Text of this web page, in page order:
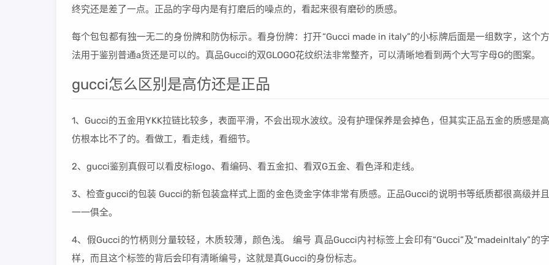
终究还是差了一点。正品的字母内是有打磨后的噪点的，看起来很有磨砂的质感。
每个包包都有独一无二的身份牌和防伪标示。看身份牌：打开“Gucci made in italy”的小标牌后面是一组数字，这个方
法用于鉴别普通a货还是可以的。真品Gucci的双GLOGO花纹织法非常整齐，可以清晰地看到两个大写字母G的图案。
gucci怎么区别是高仿还是正品
1、Gucci的五金用YKK拉链比较多，表面平滑，不会出现水波纹。没有护理保养是会掉色，但其实正品五金的质感是高
仿根本比不了的。看做工，看走线，看细节。
2、gucci鉴别真假可以看皮标logo、看编码、看五金扣、看双G五金、看色泽和走线。
3、检查gucci的包装 Gucci的新包装盒样式上面的金色烫金字体非常有质感。正品Gucci的说明书等纸质都很高级并且
一一俱全。
4、假Gucci的竹柄则分量较轻，木质较薄，颜色浅。 编号 真品Gucci内衬标签上会印有“Gucci”及“madeinItaly”的字
样，而且这个标签的背后会印有清晰编号，这就是真Gucci的身份标志。